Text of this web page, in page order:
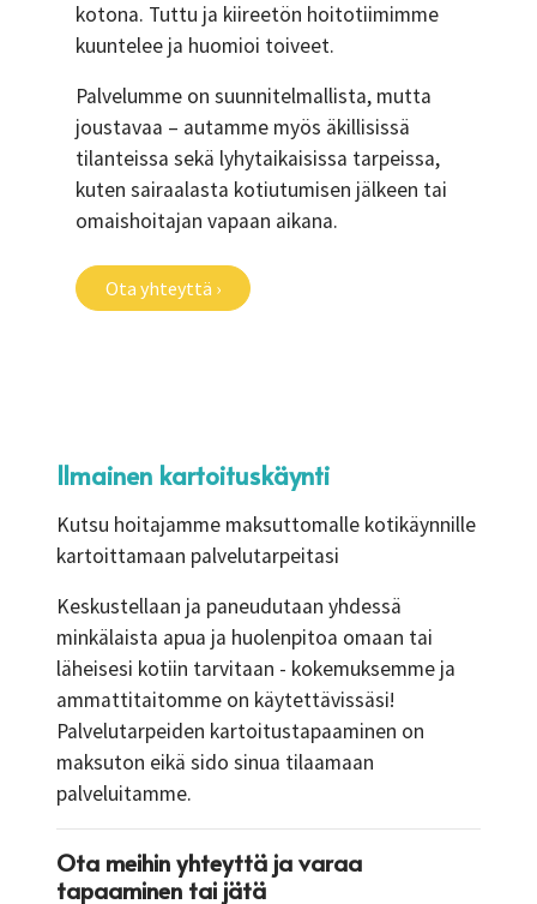
kotona. Tuttu ja kiireetön hoitotiimimme
kuuntelee ja huomioi toiveet.
Palvelumme on suunnitelmallista, mutta
joustavaa – autamme myös äkillisissä
tilanteissa sekä lyhytaikaisissa tarpeissa,
kuten sairaalasta kotiutumisen jälkeen tai
omaishoitajan vapaan aikana.
Ota yhteyttä ›
Ilmainen kartoituskäynti
Kutsu hoitajamme maksuttomalle kotikäynnille
kartoittamaan palvelutarpeitasi
Keskustellaan ja paneudutaan yhdessä
minkälaista apua ja huolenpitoa omaan tai
läheisesi kotiin tarvitaan - kokemuksemme ja
ammattitaitomme on käytettävissäsi!
Palvelutarpeiden kartoitustapaaminen on
maksuton eikä sido sinua tilaamaan
palveluitamme.
Ota meihin yhteyttä ja varaa
tapaaminen tai jätä